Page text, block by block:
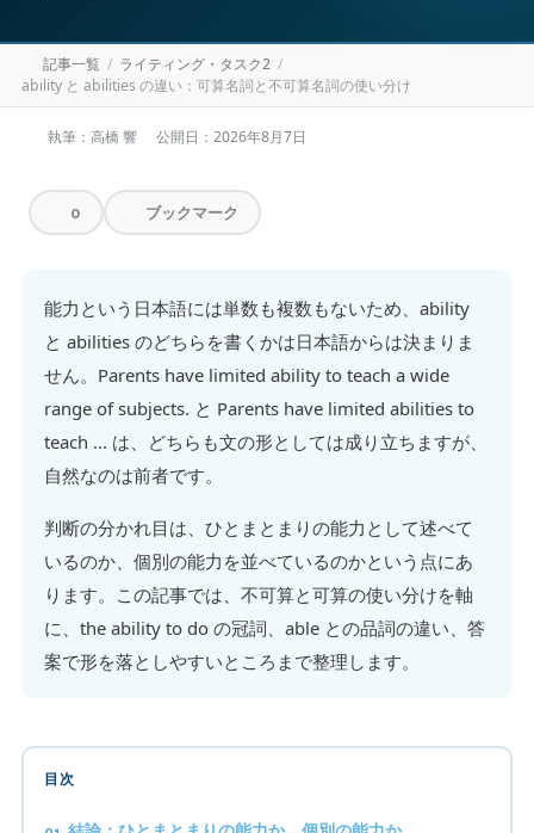
記事一覧
ライティング・タスク2
ability と abilities の違い：可算名詞と不可算名詞の使い分け
執筆：高橋 響 公開日： 2026年8月7日
0 ブックマーク
能力という日本語には単数も複数もないため、ability
と abilities のどちらを書くかは日本語からは決まりま
せん。Parents have limited ability to teach a wide
range of subjects. と Parents have limited abilities to
teach ... は、どちらも文の形としては成り立ちますが、
自然なのは前者です。
判断の分かれ目は、ひとまとまりの能力として述べて
いるのか、個別の能力を並べているのかという点にあ
ります。この記事では、不可算と可算の使い分けを軸
に、the ability to do の冠詞、able との品詞の違い、答
案で形を落としやすいところまで整理します。
目次